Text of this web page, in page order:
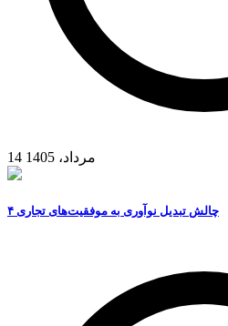
14 مرداد، 1405
۴ چالش تبدیل نوآوری به موفقیت‌های تجاری